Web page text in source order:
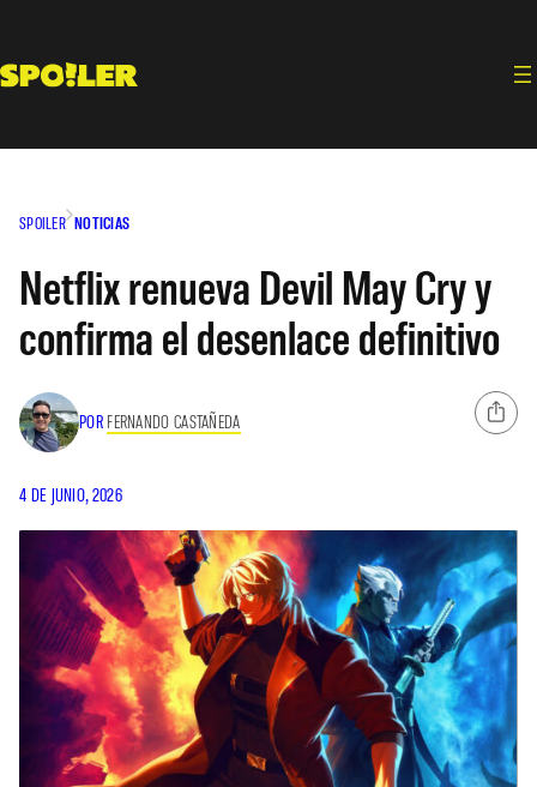
contenido
SPOILER NOTICIAS
Netflix renueva Devil May Cry y
confirma el desenlace definitivo
POR FERNANDO CASTAÑEDA
4 DE JUNIO, 2026